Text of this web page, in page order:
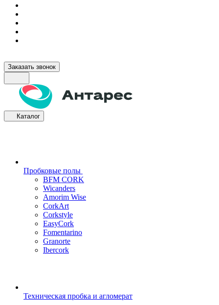
Заказать звонок
Каталог
Пробковые полы
BFM CORK
Wicanders
Amorim Wise
CorkArt
Corkstyle
EasyCork
Fomentarino
Granorte
Ibercork
Техническая пробка и агломерат